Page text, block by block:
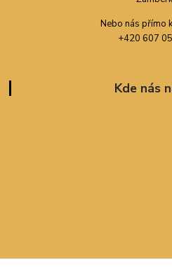
Nebo nás přímo
+420 607
Kde nás